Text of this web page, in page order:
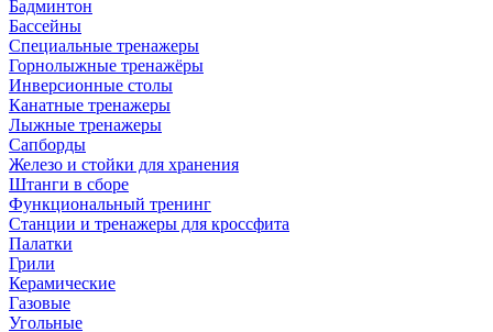
Бадминтон
Бассейны
Специальные тренажеры
Горнолыжные тренажёры
Инверсионные столы
Канатные тренажеры
Лыжные тренажеры
Сапборды
Железо и стойки для хранения
Штанги в сборе
Функциональный тренинг
Станции и тренажеры для кроссфита
Палатки
Грили
Керамические
Газовые
Угольные